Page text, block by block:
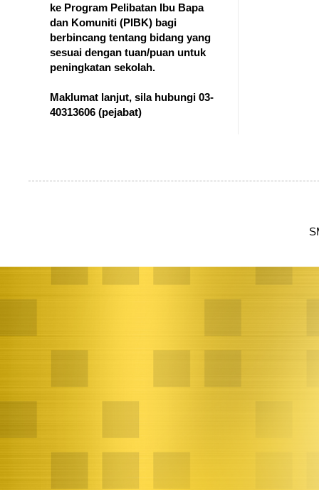
ke Program Pelibatan Ibu Bapa
dan Komuniti (PIBK) bagi
berbincang tentang bidang yang
sesuai dengan tuan/puan untuk
peningkatan sekolah.
Maklumat lanjut, sila hubungi 03-
40313606 (pejabat)